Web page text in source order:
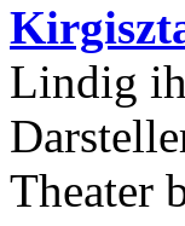
Lindig
Theater